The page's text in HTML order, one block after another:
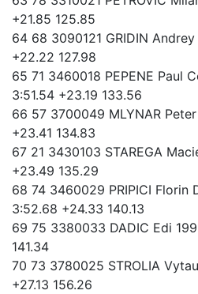
+21.85 125.85
64 68 3090121 GRIDIN
+22.22 127.98
65 71 3460018 PEPENE Paul
3:51.54 +23.19 133.56
66 57 3700049 MLYNAR
+23.41 134.83
67 21 3430103 STAREGA
+23.49 135.29
68 74 3460029 PRIPICI Florin
3:52.68 +24.33 140.13
69 75 3380033 DADIC Edi
141.34
70 73 3780025 STROLIA
+27.13 156.26